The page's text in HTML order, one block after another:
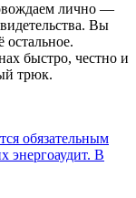
лично —
Вы
остальное.
быстро, честно и
трюк.
обязательным
энергоаудит. В